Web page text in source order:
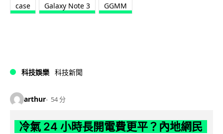
case Galaxy Note 3 GGMM
科技娛樂 科技新聞
arthur 54 分
冷氣 24 小時長開電費更平？內地網民